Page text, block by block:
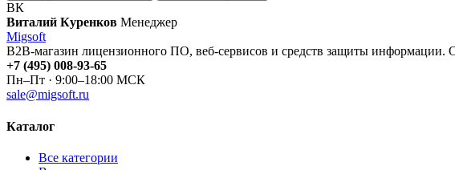
ВК
Виталий Куренков Менеджер
Migsoft
B2B-магазин лицензионного ПО, веб-сервисов и средств защиты информации.
+7 (495) 008-93-65
Пн–Пт · 9:00–18:00 МСК
sale@migsoft.ru
Каталог
Все категории